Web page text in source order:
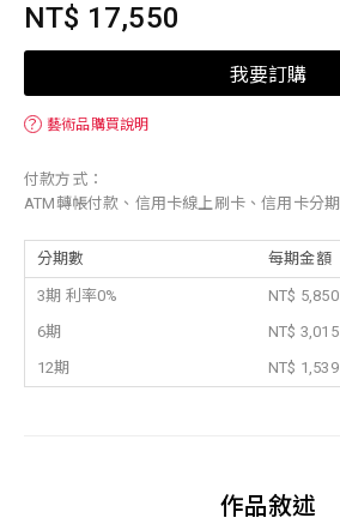
NT$ 17,550
我要訂購
？ 藝術品購買說明
付款方式：
ATM轉帳付款、信用卡線上刷卡、信用卡分期
分期數 每期金額
3期 利率0%
NT$ 5,850
6期
NT$ 3,015
12期
NT$ 1,539
作品敘述